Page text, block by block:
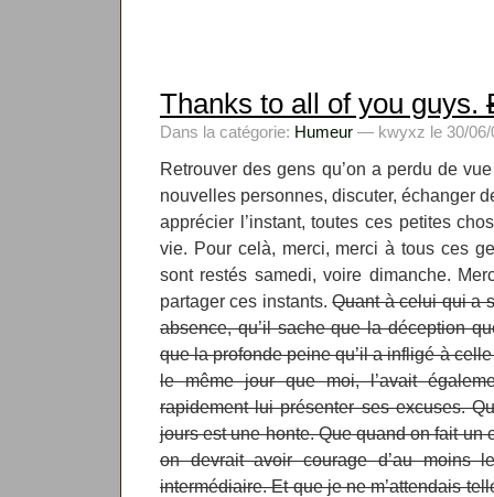
Thanks to all of you guys.
Dans la catégorie: Humeur — kwyxz le 30/06/
Retrouver des gens qu’on a perdu de
nouvelles personnes, discuter, échanger
apprécier l’instant, toutes ces petites
vie. Pour celà, merci, merci à tous ces
sont restés samedi, voire dimanche.
partager ces instants.Quant à celui qui a
absence, qu’il sache que la déception
que la profonde peine qu’il a infligé à
le même jour que moi, l’avait
rapidement lui présenter ses excuses.
jours est une honte. Que quand on fait un
on devrait avoir courage d’au moins
intermédiaire. Et que je ne m’attendais